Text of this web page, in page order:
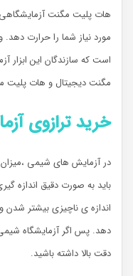
هات پلیت مگنت
مورد نیاز شما را حرارت دهد.
است که سازندگان این ابزار
مگنت دیجیتال و هات پلیت
خرید ترازوی
در آزمایش های شیمی ،‌میزان
باید به صورت دقیق اندازه
اندازه ی ناچیزی بیشتر شدن
دهد. پس اگر آزمایشگاه شیمی
دقت بالا داشته باشید.